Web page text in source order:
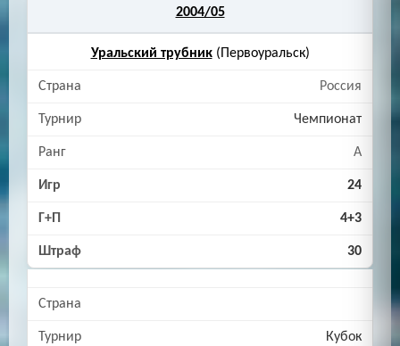
2004/05
Уральский трубник(Первоуральск)
Россия
Чемпионат
A
24
4+3
30
Кубок